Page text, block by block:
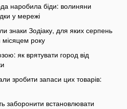
наробила біди: волиняни
у мережі
знаки Зодіаку, для яких серпень
року
як врятувати город від
зробити запаси цих товарів:
заборонити встановлювати